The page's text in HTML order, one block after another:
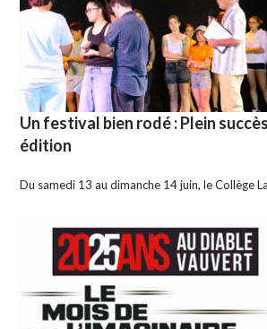
Un festival bien rodé : Plein
édition
Du samedi 13 au dimanche 14 juin, le Collège